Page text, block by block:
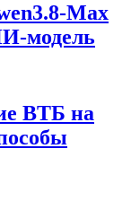
Max
модель
ВТБ на